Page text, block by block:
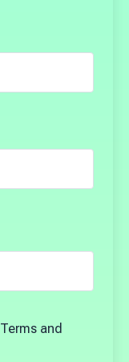
Terms and